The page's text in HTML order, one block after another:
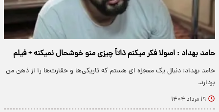
حامد بهداد : اصولا فکر میکنم ذاتاً چیزی منو خوشحال نمیکنه + فیلم
حامد بهداد: دنبال یک معجزه ای هستم که تاریکی‌ها و حقارت‌ها را از ذهن من
بردارد.
۱۹ مرداد ۱۴۰۴